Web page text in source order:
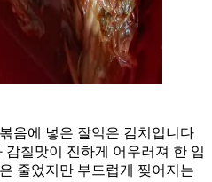
음에 넣은 잘익은 김치입니다
칠맛이 진하게 어우러져 한 입
줄었지만 부드럽게 찢어지는